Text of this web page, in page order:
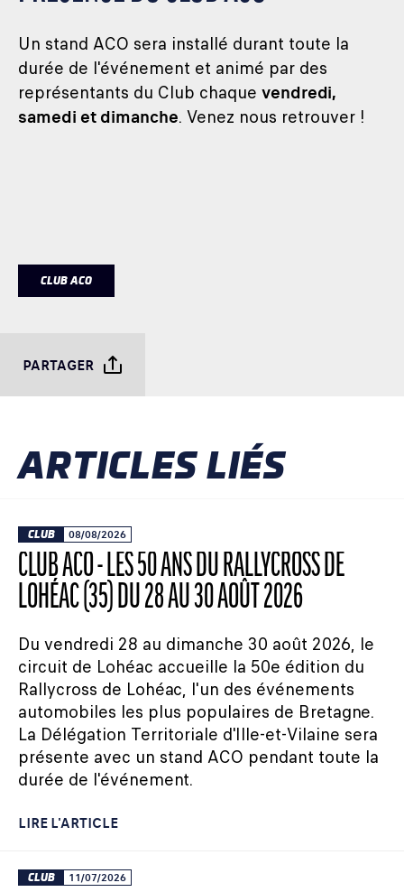
Un stand ACO sera installé durant toute la
durée de l'événement et animé par des
représentants du Club chaque vendredi,
samedi et dimanche. Venez nous retrouver !
CLUB ACO
PARTAGER
ARTICLES LIÉS
CLUB 08/08/2026
CLUB ACO - LES 50 ANS DU RALLYCROSS DE
LOHÉAC (35) DU 28 AU 30 AOÛT 2026
Du vendredi 28 au dimanche 30 août 2026, le
circuit de Lohéac accueille la 50e édition du
Rallycross de Lohéac, l'un des événements
automobiles les plus populaires de Bretagne.
La Délégation Territoriale d'Ille-et-Vilaine sera
présente avec un stand ACO pendant toute la
durée de l'événement.
LIRE L'ARTICLE
CLUB 11/07/2026